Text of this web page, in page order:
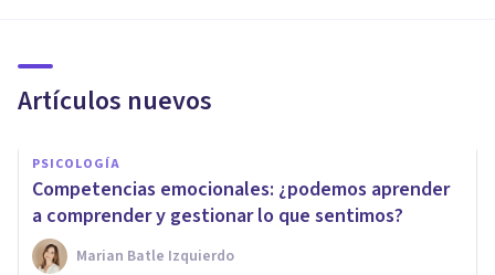
Artículos nuevos
PSICOLOGÍA
Competencias emocionales: ¿podemos aprender
a comprender y gestionar lo que sentimos?
Marian Batle Izquierdo